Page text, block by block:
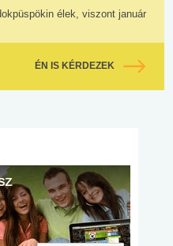
élek, viszont január
ÉN IS KÉRDEZEK